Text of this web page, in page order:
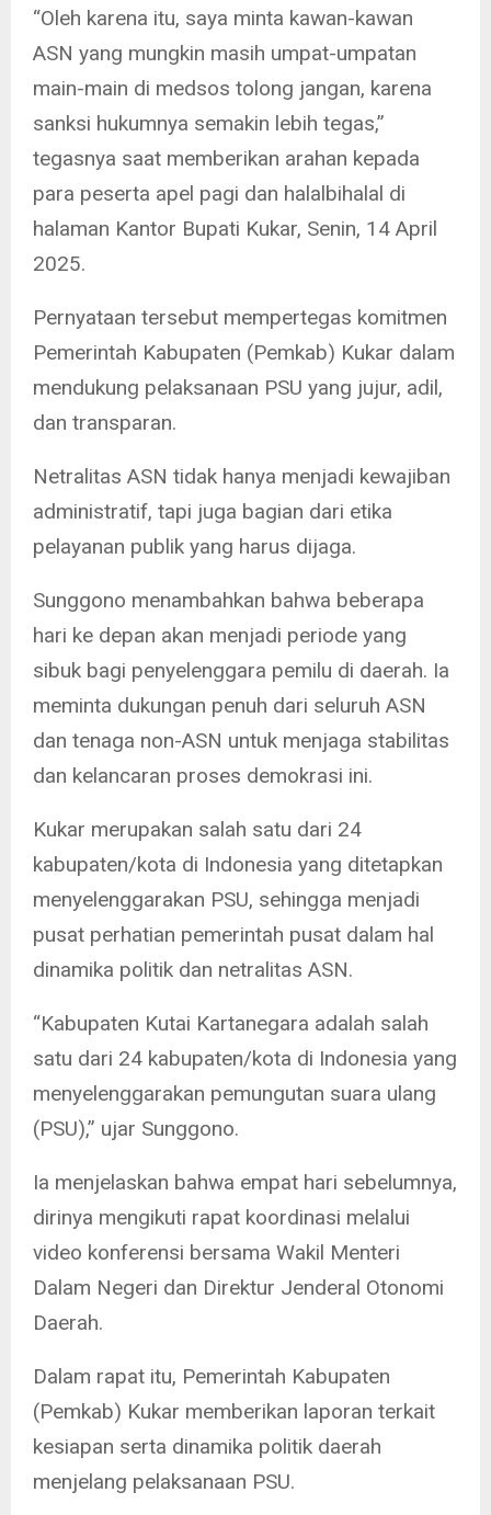
“Oleh karena itu, saya minta kawan-kawan
ASN yang mungkin masih umpat-umpatan
main-main di medsos tolong jangan, karena
sanksi hukumnya semakin lebih tegas,”
tegasnya saat memberikan arahan kepada
para peserta apel pagi dan halalbihalal di
halaman Kantor Bupati Kukar, Senin, 14 April
2025.
Pernyataan tersebut mempertegas komitmen
Pemerintah Kabupaten (Pemkab) Kukar dalam
mendukung pelaksanaan PSU yang jujur, adil,
dan transparan.
Netralitas ASN tidak hanya menjadi kewajiban
administratif, tapi juga bagian dari etika
pelayanan publik yang harus dijaga.
Sunggono menambahkan bahwa beberapa
hari ke depan akan menjadi periode yang
sibuk bagi penyelenggara pemilu di daerah. Ia
meminta dukungan penuh dari seluruh ASN
dan tenaga non-ASN untuk menjaga stabilitas
dan kelancaran proses demokrasi ini.
Kukar merupakan salah satu dari 24
kabupaten/kota di Indonesia yang ditetapkan
menyelenggarakan PSU, sehingga menjadi
pusat perhatian pemerintah pusat dalam hal
dinamika politik dan netralitas ASN.
“Kabupaten Kutai Kartanegara adalah salah
satu dari 24 kabupaten/kota di Indonesia yang
menyelenggarakan pemungutan suara ulang
(PSU),” ujar Sunggono.
Ia menjelaskan bahwa empat hari sebelumnya,
dirinya mengikuti rapat koordinasi melalui
video konferensi bersama Wakil Menteri
Dalam Negeri dan Direktur Jenderal Otonomi
Daerah.
Dalam rapat itu, Pemerintah Kabupaten
(Pemkab) Kukar memberikan laporan terkait
kesiapan serta dinamika politik daerah
menjelang pelaksanaan PSU.